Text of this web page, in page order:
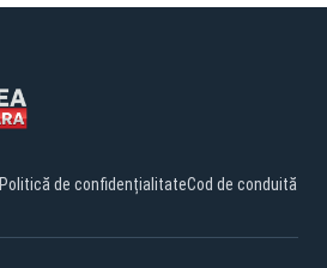
Politică de confidențialitateCod de conduită